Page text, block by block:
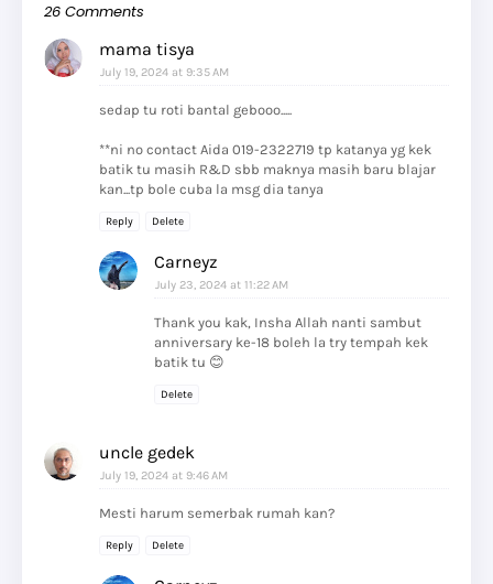
26 Comments
mama tisya
July 19, 2024 at 9:35 AM
sedap tu roti bantal gebooo.....
**ni no contact Aida 019-2322719 tp katanya yg kek
batik tu masih R&D sbb maknya masih baru blajar
kan...tp bole cuba la msg dia tanya
Reply Delete
Carneyz
July 23, 2024 at 11:22 AM
Thank you kak, Insha Allah nanti sambut
anniversary ke-18 boleh la try tempah kek
batik tu 😊
Delete
uncle gedek
July 19, 2024 at 9:46 AM
Mesti harum semerbak rumah kan?
Reply Delete